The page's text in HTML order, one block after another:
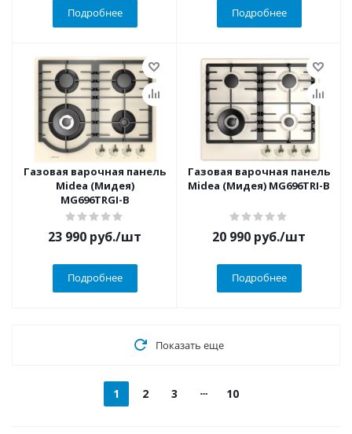
Подробнее Подробнее
Газовая варочная панель
Midea (Мидея)
MG696TRGI-B
23 990 руб./шт
Подробнее
Газовая варочная панель
Midea (Мидея) MG696TRI-B
20 990 руб./шт
Подробнее
Показать еще
1 2 3 10